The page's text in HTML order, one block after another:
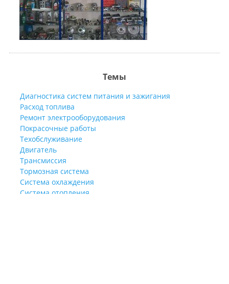
Темы
Диагностика систем питания и зажигания
Расход топлива
Ремонт электрооборудования
Покрасочные работы
Техобслуживание
Двигатель
Трансмиссия
Тормозная система
Система охлаждения
Система отопления